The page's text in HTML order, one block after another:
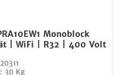
Monoblock
| WiFi | R32 | 400 Volt
20311
30 Kg